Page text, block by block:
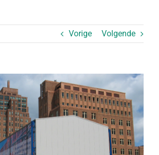
Vorige Volgende